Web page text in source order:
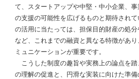
て、スタートアップや中堅・中小企業、
の支援の可能性を広げるものと期待され
の活用に当たっては、担保目的財産の処
など、これまでの融資と異なる特徴があ
ミュニケーションが重要です。
こうした制度の趣旨や実務上の論点を
の理解の促進と、円滑な実装に向けた準